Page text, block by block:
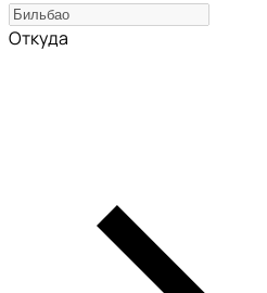
Откуда